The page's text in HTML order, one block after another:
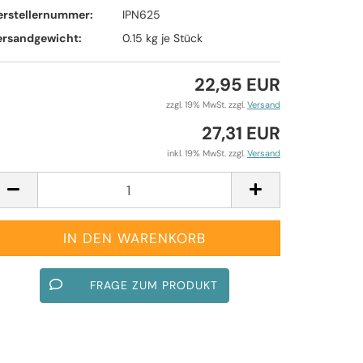
IPN625
0.15 kg je Stück
22,95 EUR
zzgl. 19% MwSt. zzgl. Versand
27,31 EUR
inkl. 19% MwSt. zzgl. Versand
FRAGE ZUM PRODUKT